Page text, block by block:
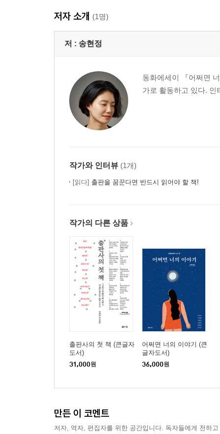
저자 소개 (1명)
저 : 송현정
동화에세이 『어쩌면
가로 활동하고 있다. 인
작가와 인터뷰 (1개)
[읽다] 출판을 꿈꾼다면 반드시 읽어야 할 책!
작가의 다른 상품
출판사의 첫 책 (큰글자
도서)
31,000원
어쩌면 너의 이야기 (큰
글자도서)
36,000원
만든 이 코멘트
저자, 역자, 편집자를 위한 공간입니다. 독자들에게 전하